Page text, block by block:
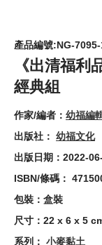
產品編號:NG-
《出清福利
經典組
作家/編者： 幼福編
出版社： 幼福文化
出版日期：2022-
ISBN/條碼：
包裝：盒裝
尺寸：22 x 6 x 5
系列： 小麥黏土